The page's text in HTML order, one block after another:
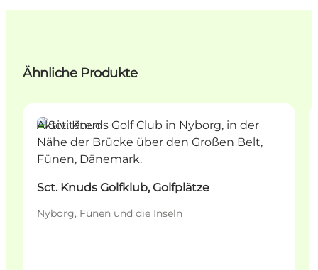
Ähnliche Produkte
Aktivitäten
Sct. Knuds Golfklub, Golfplätze
Nyborg, Fünen und die Inseln